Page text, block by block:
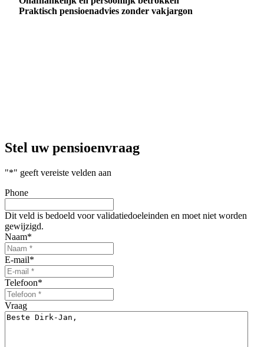
Praktisch pensioenadvies zonder vakjargon
Stel uwpensioenvraag
"*" geeft vereiste velden aan
Phone
Dit veld is bedoeld voor validatiedoeleinden en moet niet worden
gewijzigd.
Naam*
E-mail*
Telefoon*
Vraag